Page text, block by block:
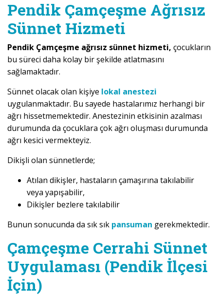
Pendik Çamçeşme Ağrısız
Sünnet Hizmeti
Pendik Çamçeşme ağrısız sünnet hizmeti, çocukların
bu süreci daha kolay bir şekilde atlatmasını
sağlamaktadır.
Sünnet olacak olan kişiye lokal anestezi
uygulanmaktadır. Bu sayede hastalarımız herhangi bir
ağrı hissetmemektedir. Anestezinin etkisinin azalması
durumunda da çocuklara çok ağrı oluşması durumunda
ağrı kesici vermekteyiz.
Dikişli olan sünnetlerde;
Atılan dikişler, hastaların çamaşırına takılabilir
veya yapışabilir,
Dikişler bezlere takılabilir
Bunun sonucunda da sık sık pansuman gerekmektedir.
Çamçeşme Cerrahi Sünnet
Uygulaması (Pendik İlçesi
İçin)